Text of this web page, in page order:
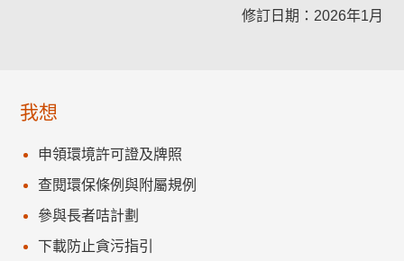
修訂日期：2026年1月
我想
申領環境許可證及牌照
查閱環保條例與附屬規例
參與長者咭計劃
下載防止貪污指引